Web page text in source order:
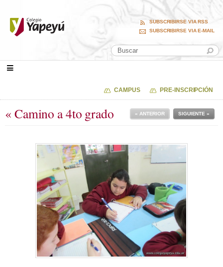
SUBSCRIBIRSE VIA RSS
SUBSCRIBIRSE VIA E-MAIL
CAMPUS PRE-INSCRIPCIÓN
« Camino a 4to grado SIGUIENTE »
« ANTERIOR